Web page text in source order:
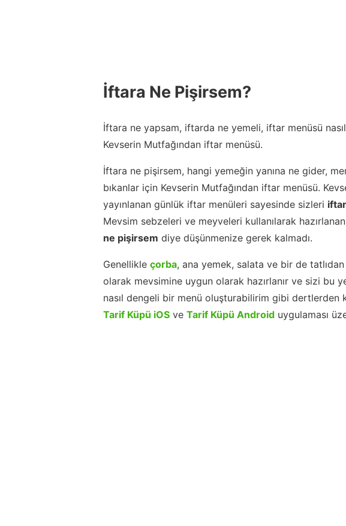
İftara Ne Pişirsem?
İftara ne yapsam, iftarda ne yemeli, iftar menüsü
Kevserin Mutfağından iftar menüsü.
İftara ne pişirsem, hangi yemeğin yanına ne gider,
bıkanlar için Kevserin Mutfağından iftar menüsü.
yayınlanan günlük iftar menüleri sayesinde sizleri
Mevsim sebzeleri ve meyveleri kullanılarak
ne pişirsem diye düşünmenize gerek kalmadı.
Genellikle çorba, ana yemek, salata ve bir de
olarak mevsimine uygun olarak hazırlanır ve sizi bu
nasıl dengeli bir menü oluşturabilirim gibi dertlerden
Tarif Küpü iOS ve Tarif Küpü Android uygulaması